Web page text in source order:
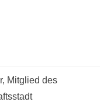
Mitglied des